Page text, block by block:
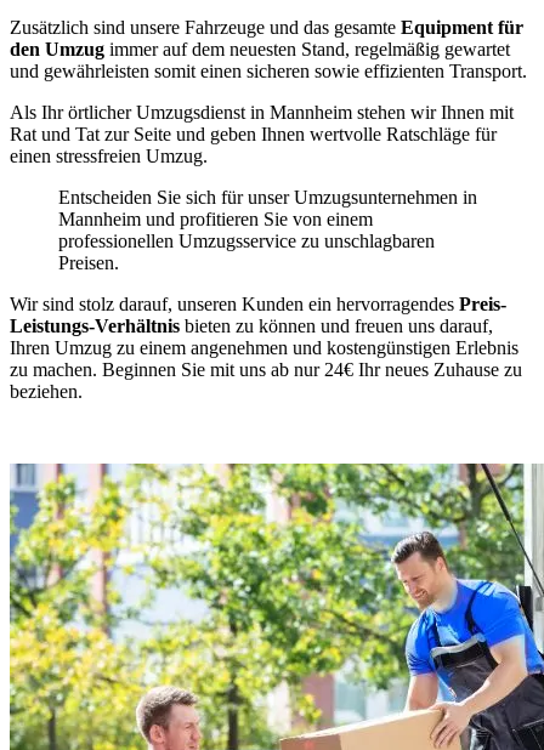
Zusätzlich sind unsere Fahrzeuge und das gesamte Equipment für
den Umzug immer auf dem neuesten Stand, regelmäßig gewartet
und gewährleisten somit einen sicheren sowie effizienten Transport.
Als Ihr örtlicher Umzugsdienst in Mannheim stehen wir Ihnen mit
Rat und Tat zur Seite und geben Ihnen wertvolle Ratschläge für
einen stressfreien Umzug.
Entscheiden Sie sich für unser Umzugsunternehmen in
Mannheim und profitieren Sie von einem
professionellen Umzugsservice zu unschlagbaren
Preisen.
Wir sind stolz darauf, unseren Kunden ein hervorragendes Preis-
Leistungs-Verhältnis bieten zu können und freuen uns darauf,
Ihren Umzug zu einem angenehmen und kostengünstigen Erlebnis
zu machen. Beginnen Sie mit uns ab nur 24€ Ihr neues Zuhause zu
beziehen.